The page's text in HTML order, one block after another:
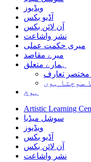
ویڈیوز
آڈیو بکس
آن لائن بکس
نشر واشاعت
میری حکمت عملی
میرے مقاصد
ہمارے متعلق
مختصر تعارف
سوچتا ہوں
ہوم
Artistic Learning
سوشل میڈیا
ویڈیوز
آڈیو بکس
آن لائن بکس
نشر واشاعت